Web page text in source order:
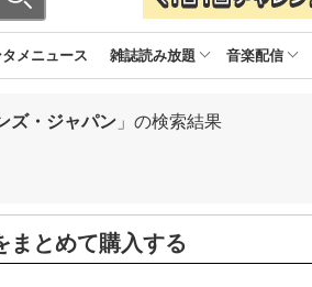
メニュース 雑誌読み放題 音楽配信
ズ・ジャパン 」の検索結果
まとめて購入する